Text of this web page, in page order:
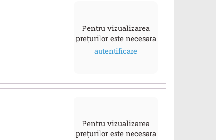
Pentru vizualizarea
prețurilor este necesara
autentificare
Pentru vizualizarea
prețurilor este necesara